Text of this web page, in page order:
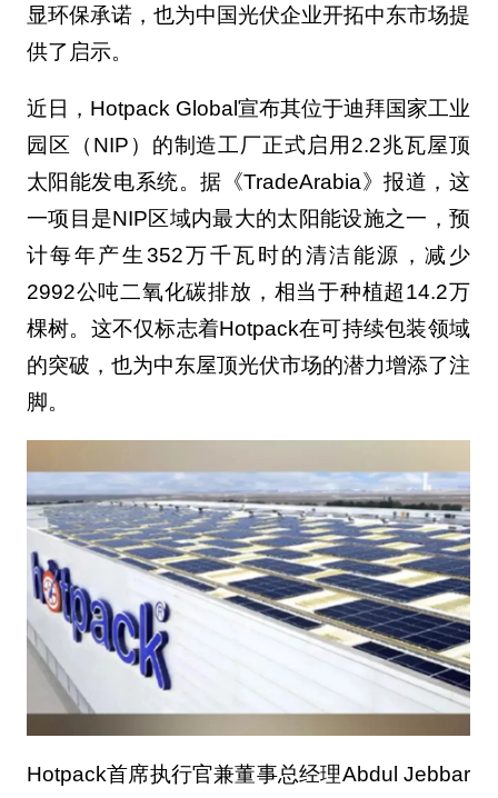
显环保承诺，也为中国光伏企业开拓中东市场提
供了启示。
近日，Hotpack Global宣布其位于迪拜国家工业
园区（NIP）的制造工厂正式启用2.2兆瓦屋顶
太阳能发电系统。据《TradeArabia》报道，这
一项目是NIP区域内最大的太阳能设施之一，预
计每年产生352万千瓦时的清洁能源，减少
2992公吨二氧化碳排放，相当于种植超14.2万
棵树。这不仅标志着Hotpack在可持续包装领域
的突破，也为中东屋顶光伏市场的潜力增添了注
脚。
Hotpack首席执行官兼董事总经理Abdul Jebbar